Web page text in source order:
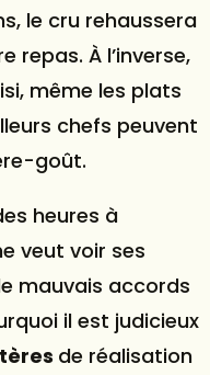
le cru rehaussera
repas. À l’inverse,
même les plats
chefs peuvent
goût.
heures à
veut voir ses
mauvais accords
il est judicieux
de réalisation